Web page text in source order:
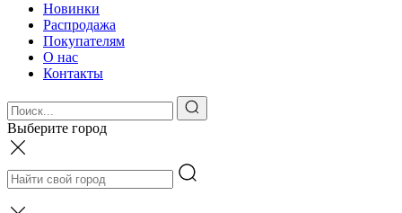
Новинки
Распродажа
Покупателям
О нас
Контакты
Выберите город